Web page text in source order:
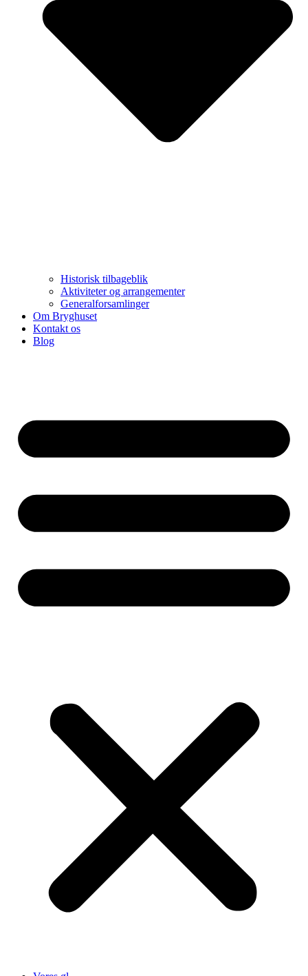
Historisk tilbageblik
Aktiviteter og arrangementer
Generalforsamlinger
Om Bryghuset
Kontakt os
Blog